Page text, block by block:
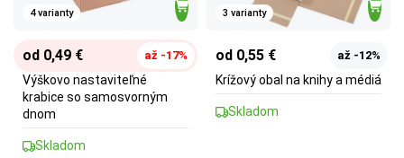
4 varianty
od 0,49 € až -17%
Výškovo nastaviteľné
krabice so samosvorným
dnom
Skladom
3 varianty
od 0,55 € až -12%
Krížový obal na knihy a médiá
Skladom